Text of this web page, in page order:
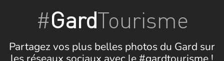
#GardTourisme
Partagez vos plus belles photos du Gard sur